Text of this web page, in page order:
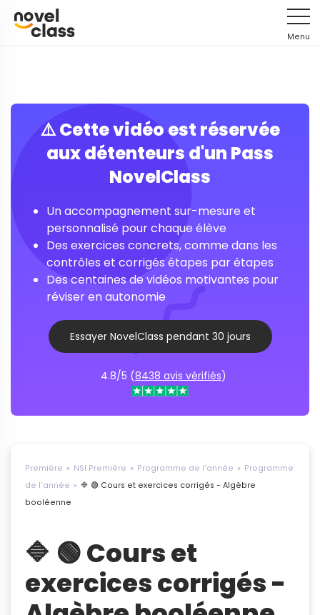
Menu
⚠️ Cette vidéo est réservée
aux détenteurs d'un Pass
NovelClass
Un accompagnement sur-mesure et
personnalisé pour chaque élève
Des exercices concrets, comme dans les
contrôles et corrigés étapes par étapes
Des centaines de vidéos motivantes pour
réviser en autonomie
Essayer NovelClass pendant 30 jours
4.8/5 (8438 avis vérifiés)
Première NSI Première Programme de l'année
Programme
de l'année
🔷 🟢 Cours et exercices corrigés - Algèbre
booléenne
🔷 🟢 Cours et
exercices corrigés -